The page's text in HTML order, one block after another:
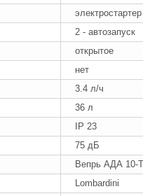
электростартер
2 - автозапуск
открытое
нет
3.4 л/ч
36 л
IP 23
75 дБ
Вепрь АДА 10-
Lombardini